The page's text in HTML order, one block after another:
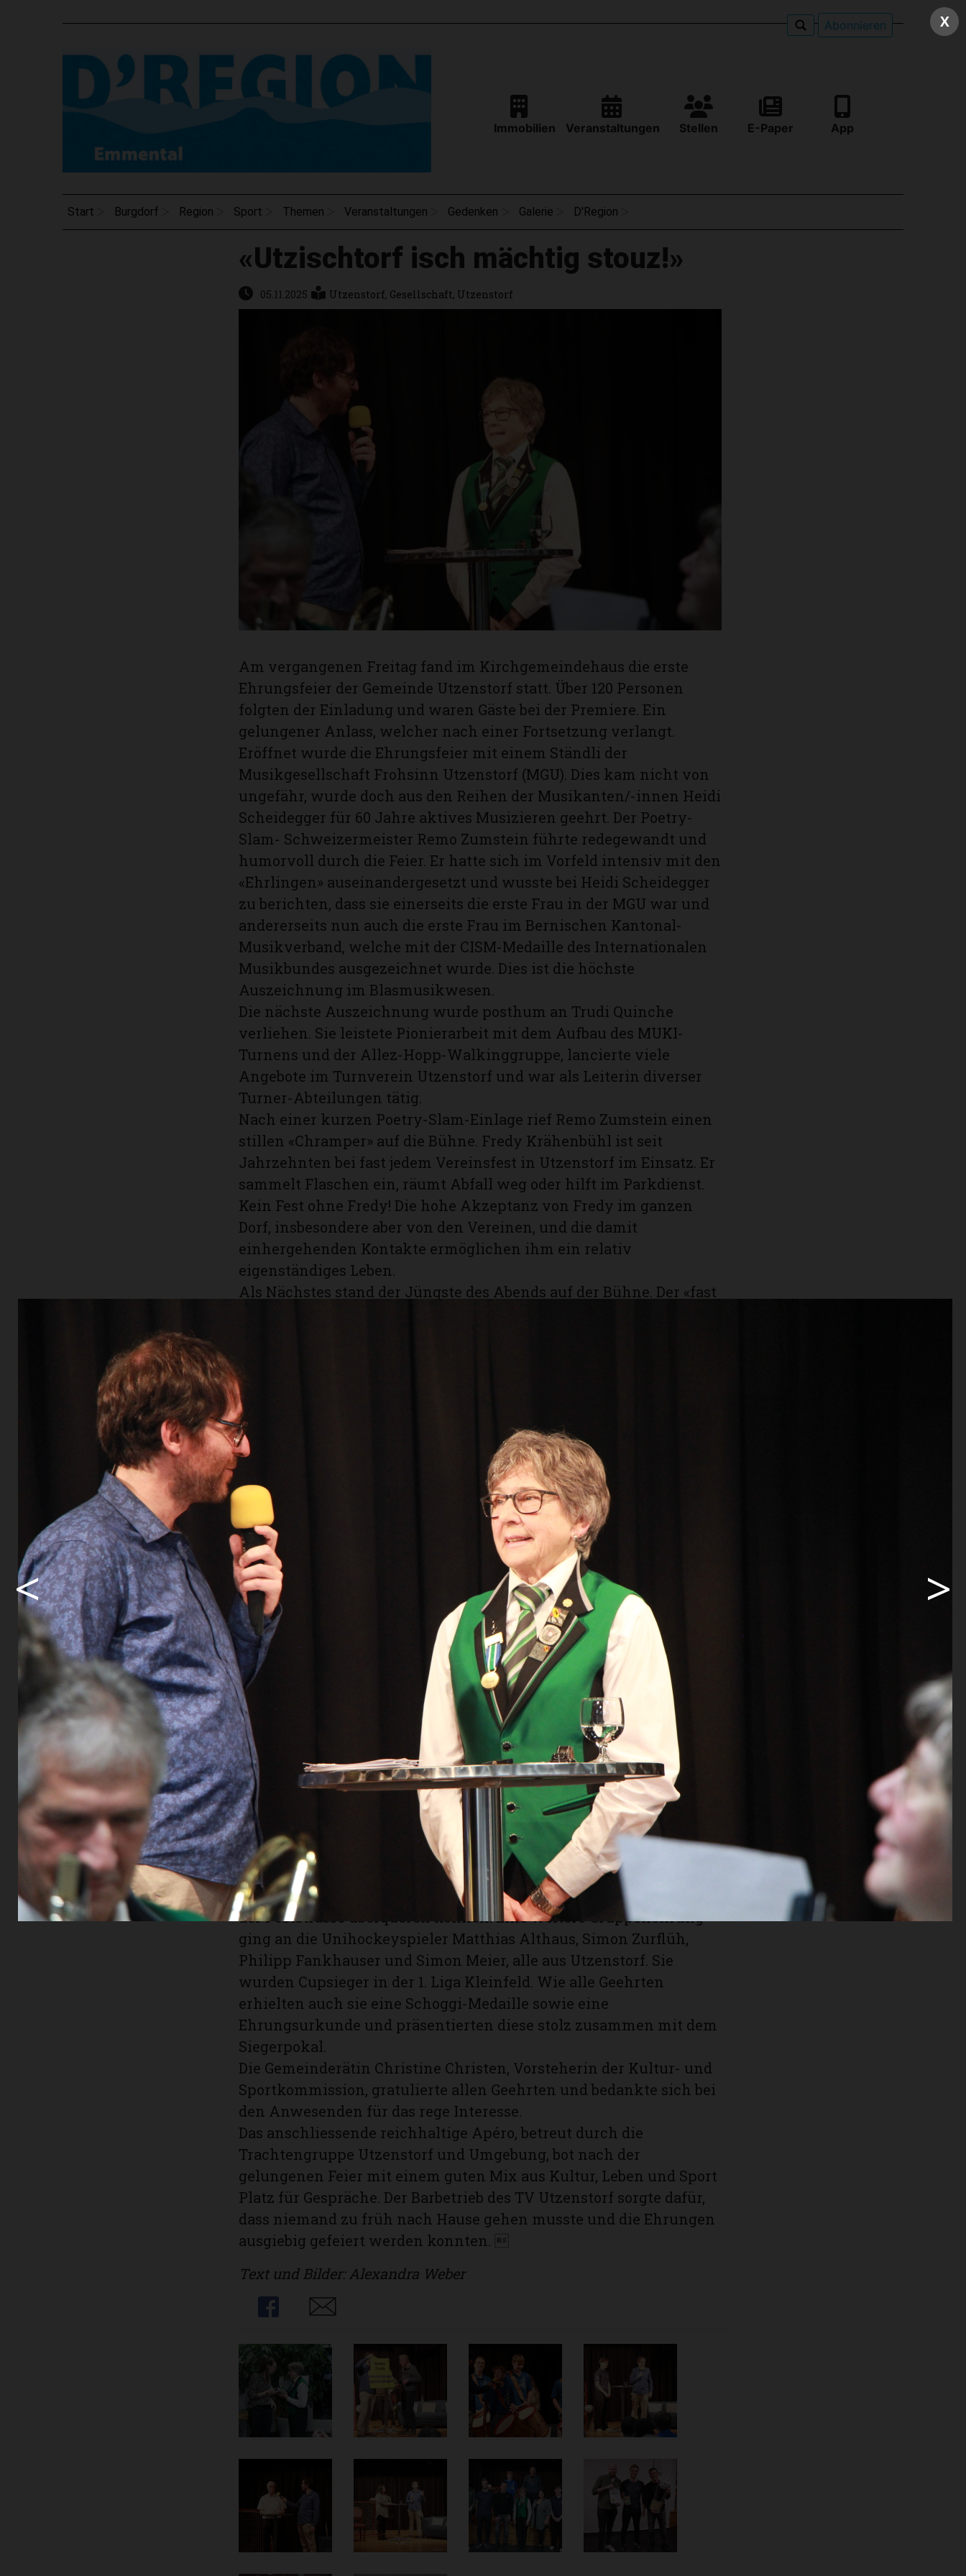
Abonnieren
Immobilien Veranstaltungen Stellen E-Paper App
Start Burgdorf Region Sport Themen Veranstaltungen Gedenken Galerie D'Region
«Utzischtorf isch mächtig stouz!»
05.11.2025 Utzenstorf, Gesellschaft, Utzenstorf
Am vergangenen Freitag fand im Kirch­gemeindehaus die erste
Ehrungsfeier der Gemeinde Utzenstorf statt. Über 120 Personen
folgten der Einladung und waren Gäste bei der Premiere. Ein
gelungener Anlass, welcher nach einer Fortsetzung verlangt.
Eröffnet wurde die Ehrungsfeier mit einem Ständli der
Musikgesellschaft Frohsinn Utzenstorf (MGU). Dies kam nicht von
ungefähr, wurde doch aus den Reihen der Musikanten/-innen Heidi
Scheidegger für 60 Jahre aktives Musizieren geehrt. Der Poetry-
Slam- Schweizermeister Remo Zumstein führte redegewandt und
humorvoll durch die Feier. Er hatte sich im Vorfeld intensiv mit den
«Ehrlingen» auseinandergesetzt und wusste bei Heidi Scheidegger
zu berichten, dass sie einerseits die erste Frau in der MGU war und
andererseits nun auch die erste Frau im Bernischen Kantonal-
Musikverband, welche mit der CISM-Medaille des Internationalen
Musikbundes ausgezeichnet wurde. Dies ist die höchste
Auszeichnung im Blasmusikwesen.
Die nächste Auszeichnung wurde posthum an Trudi Quinche
verliehen. Sie leistete Pionierarbeit mit dem Aufbau des MUKI-
Turnens und der Allez-Hopp-Walkinggruppe, lancierte viele
Angebote im Turnverein Utzens­torf und war als Leiterin diverser
Turner-Abteilungen tätig.
Nach einer kurzen Poetry-Slam-Einlage rief Remo Zumstein einen
stillen «Chramper» auf die Bühne. Fredy Krähenbühl ist seit
Jahrzehnten bei fast jedem Vereinsfest in Utzenstorf im Einsatz. Er
sammelt Flaschen ein, räumt Abfall weg oder hilft im Parkdienst.
Kein Fest ohne Fredy! Die hohe Akzeptanz von Fredy im ganzen
Dorf, insbesondere aber von den Vereinen, und die damit
einhergehenden Kontakte ermöglichen ihm ein relativ
eigenständiges Leben.
Als Nächstes stand der Jüngste des Abends auf der Bühne. Der «fast
beim Tambourenspiel den 2. Rang. Lukas Christen zeigte zusammen
mit Kollegen sein Können, bevor sie die Bühne für Naïm Büchi
freigaben. Naïm Büchi ist erfolgreicher Unihockeyspieler, hat mit
den U16-Junioren den Berner Cupfinal gewonnen und ist U17-
Nationalspieler. Auf die Frage, wie Minderjährige einen solchen
Gewinn feiern, antwortete er, dass dies mit einer Pizza sehr gut
gehe.
Falls Unihockey mal olympisch wird, kann sich Naïm Büchi Tipps
beim nächsten Geehrten abholen: Andreas Tschanz war 30 Jahre
lang Schwimm-Schiedsrichter. An den Olympischen
Sommerspielen in Atlanta 1996, in Athen 2004 und schliesslich in
Peking 2008 stand er als Schiedsrichter im Einsatz (solche Einsätze
bedeuten zum Beispiel Begegnungen mit Schwimmstars wie
Michael Phelps). Er erzählte humorvoll von seiner Karriere und
freute sich sichtlich über die Ehrung durch seine Wohngemeinde.
Die nächste Ehrung ging an eine Frau, welche «no nie hett e Priis
gha». Das Wortspiel führte zu Priska Sutter, die seit 2003 das
Sekretariat und die Vereinsadministration des FC Utzens­torf
innehat und dort auch sonst in allen Bereichen engagiert ist. Ob sie
Männer- oder Frauenfussball vorziehe oder von YB oder dem FCB
träume, entlockte ihr Remo Zumstein mit einem witzigen Frage-
Antwort-Spiel.
Als Gruppe wurden die Schüler/innen-Verkehrslotsen/-innen
geehrt. Die circa 30 Personen sorgen bei Wind und Wetter dafür, dass
die Schüler/innen sicher und unfallfrei den Fussgängerstreifen an
der Poststrasse überqueren können. Eine weitere Gruppenehrung
ging an die Unihockeyspieler Matthias Althaus, Simon Zurflüh,
Philipp Fankhauser und Simon Meier, alle aus Utzens­torf. Sie
wurden Cupsieger in der 1. Liga Kleinfeld. Wie alle Geehrten
erhielten auch sie eine Schoggi-Medaille sowie eine
Ehrungsurkunde und präsentierten diese stolz zusammen mit dem
Siegerpokal.
Die Gemeinderätin Christine Christen, Vorsteherin der Kultur- und
Sportkommission, gratulierte allen Geehrten und bedankte sich bei
den Anwesenden für das rege Interesse.
Das anschliessende reichhaltige Apéro, betreut durch die
Trachtengruppe Utzenstorf und Umgebung, bot nach der
gelungenen Feier mit einem guten Mix aus Kultur, Leben und Sport
Platz für Gespräche. Der Barbetrieb des TV Utzenstorf sorgte dafür,
dass niemand zu früh nach Hause gehen musste und die Ehrungen
ausgiebig gefeiert werden konnten. 
Text und Bilder: Alexandra Weber
Share
Share
X
< >